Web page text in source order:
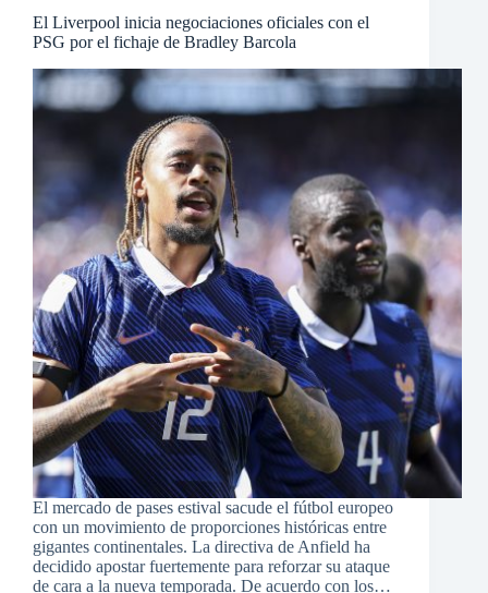
El Liverpool inicia negociaciones oficiales con el
PSG por el fichaje de Bradley Barcola
El mercado de pases estival sacude el fútbol europeo
con un movimiento de proporciones históricas entre
gigantes continentales. La directiva de Anfield ha
decidido apostar fuertemente para reforzar su ataque
de cara a la nueva temporada. De acuerdo con los…